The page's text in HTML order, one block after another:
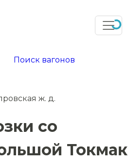
Поиск вагонов
ж. д.
со
Токмак